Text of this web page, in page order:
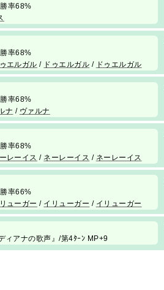
率68%
率68%
エルガル / ドゥエルガル / ドゥエルガル
率68%
ナ / ヴァルナ
率68%
レーイス / ネーレーイス / ネーレーイス
率66%
ューガー / イリューガー / イリューガー
ィアナの歌声』/第4ﾀｰﾝ MP+9